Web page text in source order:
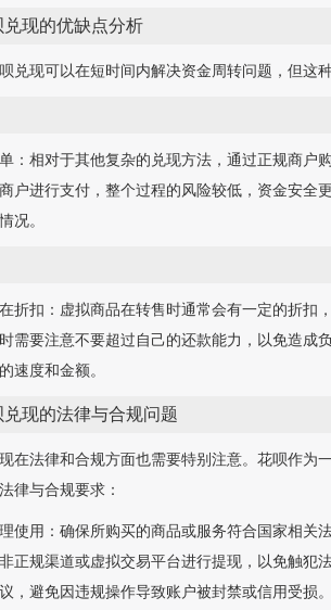
兑现的优缺点分析
兑现可以在短时间内解决资金周转问题，但这
：相对于其他复杂的兑现方法，通过正规商户
户进行支付，整个过程的风险较低，资金安全
况。
折扣：虚拟商品在转售时通常会有一定的折扣
需要注意不要超过自己的还款能力，以免造
速度和金额。
兑现的法律与合规问题
在法律和合规方面也需要特别注意。花呗作为
律与合规要求：
使用：确保所购买的商品或服务符合国家相关
正规渠道或虚拟交易平台进行提现，以免触犯
，避免因违规操作导致账户被封禁或信用受损。